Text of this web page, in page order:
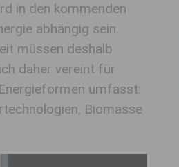
in den kommenden
abhängig sein.
müssen deshalb
daher vereint für
umfasst:
Biomasse